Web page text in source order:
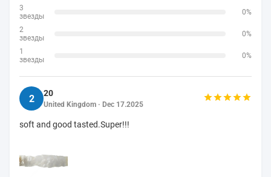
3
звезды
0%
2
звезды
0%
1
звезды
0%
2 20
United Kingdom · Dec 17.2025
soft and good tasted.Super!!!